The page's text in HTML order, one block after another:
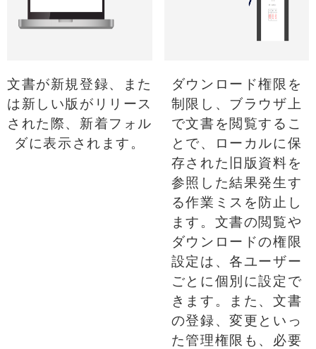
文書が新規登録、また
は新しい版がリリース
された際、新着フォル
ダに表示されます。
ダウンロード権限を
制限し、ブラウザ上
で文書を閲覧するこ
とで、ローカルに保
存された旧版資料を
参照した結果発生す
る作業ミスを防止し
ます。文書の閲覧や
ダウンロードの権限
設定は、各ユーザー
ごとに個別に設定で
きます。また、文書
の登録、変更といっ
た管理権限も、必要